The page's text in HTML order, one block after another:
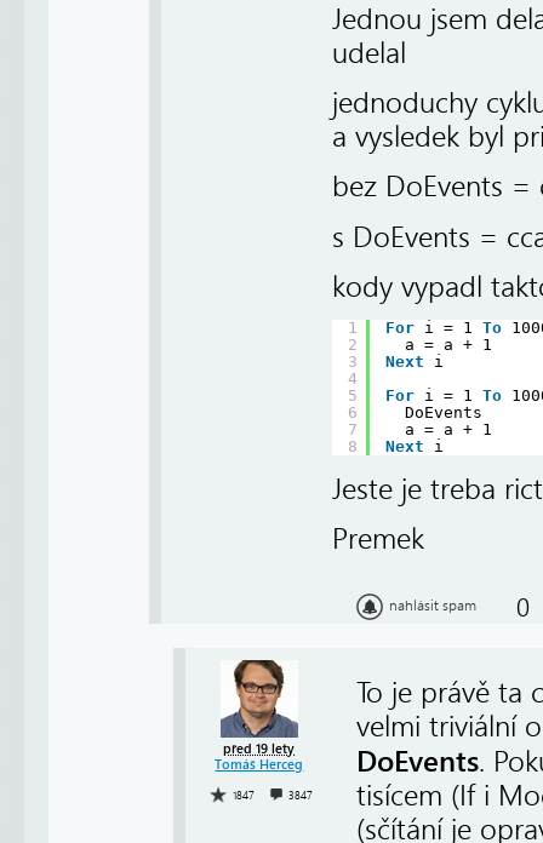
Jednou jsem
udelal
jednoduchy
a vysledek byl
bez DoEvents =
s DoEvents =
kody vypadl
1
2
3
4
5
6
7
8
For i = 1 To
a = a + 1
Next
i
For i = 1 To
DoEvents
a = a + 1
Next
i
Jeste je treba
Premek
nahlásit spam 0
před 19 lety
Tomáš Herceg
1847 3847
To je právě ta
velmi triviální
DoEvents.
tisícem (If i
(sčítání je